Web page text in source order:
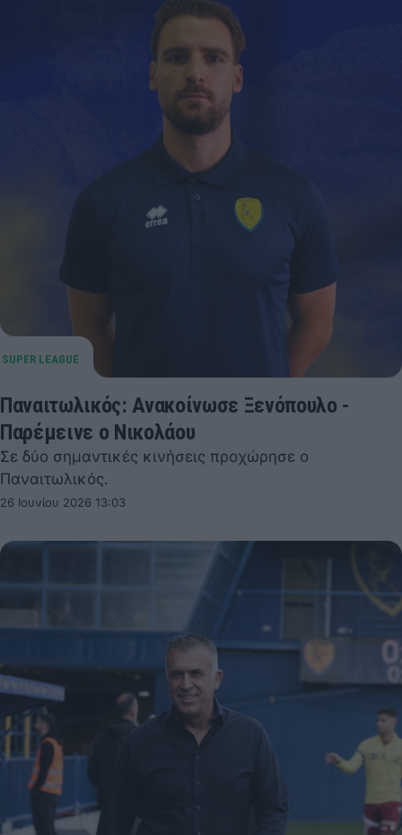
Παναιτωλικός: Ανακοίνωσε Ξενόπουλο -
Παρέμεινε ο Νικολάου
Σε δύο σημαντικές κινήσεις προχώρησε ο
Παναιτωλικός.
26 Ιουνίου 2026 13:03